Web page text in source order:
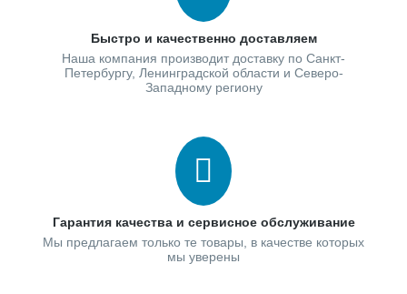
Быстро и качественно доставляем
Наша компания производит доставку по Санкт-
Петербургу, Ленинградской области и Северо-
Западному региону
Гарантия качества и сервисное обслуживание
Мы предлагаем только те товары, в качестве которых
мы уверены